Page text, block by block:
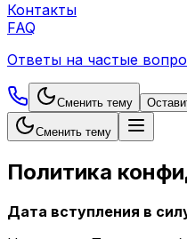
Контакты
FAQ
Ответы на частые
Сменить тему
Сменить тему
Политика
Дата вступления в